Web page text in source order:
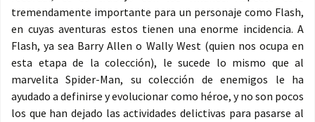
tremendamente importante para un personaje como Flash,
en cuyas aventuras estos tienen una enorme incidencia. A
Flash, ya sea Barry Allen o Wally West (quien nos ocupa en
esta etapa de la colección), le sucede lo mismo que al
marvelita Spider-Man, su colección de enemigos le ha
ayudado a definirse y evolucionar como héroe, y no son pocos
los que han dejado las actividades delictivas para pasarse al